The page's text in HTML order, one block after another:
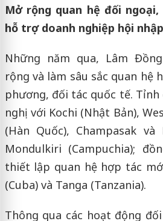
Mở rộng quan hệ đối
hỗ trợ doanh nghiệp hội nhập
Những năm qua, Lâm
rộng và làm sâu sắc quan hệ
phương, đối tác quốc tế.
nghị với Kochi (Nhật Bản),
(Hàn Quốc), Champasak và
Mondulkiri (Campuchia);
thiết lập quan hệ hợp tác
(Cuba) và Tanga (Tanzania).
Thông qua các hoạt động